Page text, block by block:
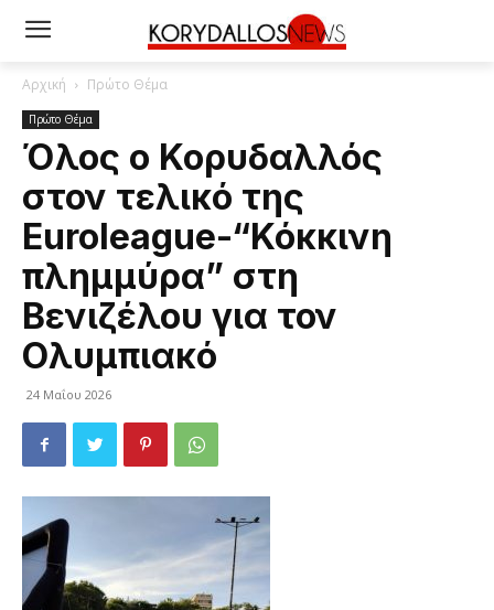
Αρχική Πρώτο Θέμα
Πρώτο Θέμα
Όλος ο Κορυδαλλός
στον τελικό της
Euroleague-“Κόκκινη
πλημμύρα” στη
Βενιζέλου για τον
Ολυμπιακό
24 Μαΐου 2026